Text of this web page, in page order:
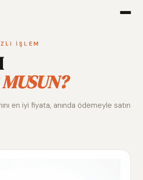
Alım
İŞLEM
en iyi fiyata, anında ödemeyle satın